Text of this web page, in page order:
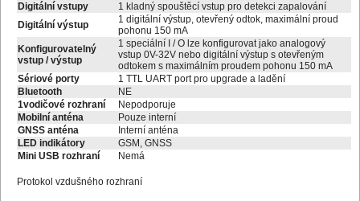
Digitální vstupy
1 kladný spouštěcí vstup pro detekci zapalování
Digitální výstup
1 digitální výstup, otevřený odtok, maximální proud
pohonu 150 mA
Konfigurovatelný
vstup / výstup
1 speciální I / O lze konfigurovat jako analogový
vstup 0V-32V nebo digitální výstup s otevřeným
odtokem s maximálním proudem pohonu 150 mA
Sériové porty
1 TTL UART port pro upgrade a ladění
Bluetooth
NE
1vodičové rozhraní
Nepodporuje
Mobilní anténa
Pouze interní
GNSS anténa
Interní anténa
LED indikátory
GSM, GNSS
Mini USB rozhraní
Nemá
Protokol vzdušného rozhraní